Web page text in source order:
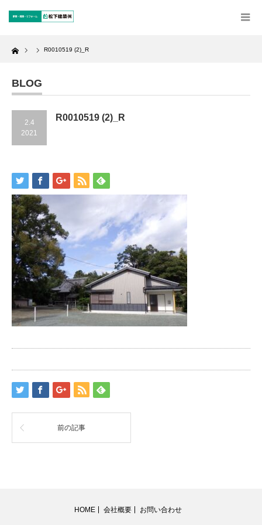
Home R0010519 (2)_R
BLOG
2.4
2021
R0010519 (2)_R
前の記事
HOME 会社概要 お問い合わせ